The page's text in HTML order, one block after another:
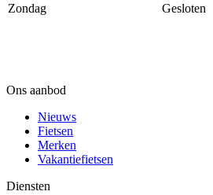
Zondag
Gesloten
Ons aanbod
Nieuws
Fietsen
Merken
Vakantiefietsen
Diensten